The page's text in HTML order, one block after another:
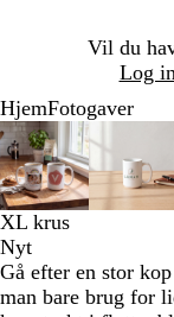
Vil du
Log
1
HjemFotogaver
Zoombart
billede
Zoomet
til
minimum
Klik
for
at
udvide
Brug
tasterne
plus
og
minus
at
zoome
til
for
at
plus
og
at
Slide
1
af
6
XL krus
Nyt
Gå efter en stor
man bare brug for